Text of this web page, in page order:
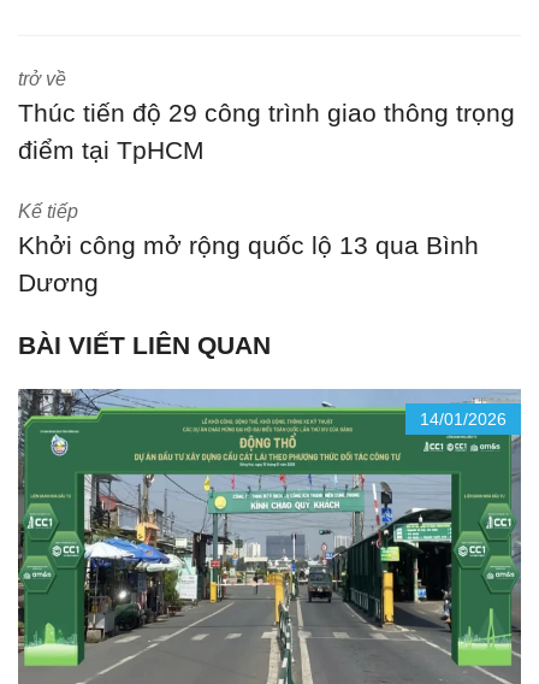
trở về
Thúc tiến độ 29 công trình giao thông trọng
điểm tại TpHCM
Kế tiếp
Khởi công mở rộng quốc lộ 13 qua Bình
Dương
BÀI VIẾT LIÊN QUAN
14/01/2026